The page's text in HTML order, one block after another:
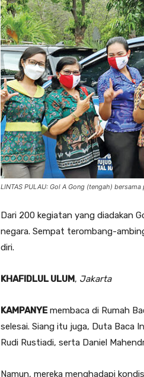
LINTAS PULAU: Gol A Gong (tengah)
Dari 200 kegiatan yang diadakan
negara. Sempat terombang-
diri.
KHAFIDLUL ULUM, Jakarta
KAMPANYEmembaca di Rumah
selesai. Siang itu juga, Duta Baca
Rudi Rustiadi, serta Daniel
Namun, mereka menghadapi